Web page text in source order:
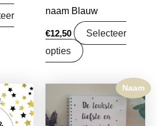
naam Blauw
€12,50
Selecteer
opties
Naam